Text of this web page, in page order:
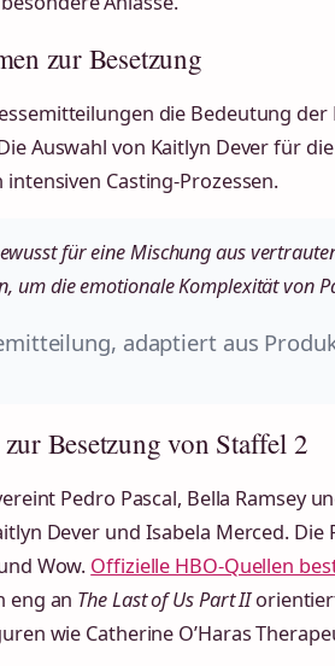
zur Besetzung
die Bedeutung
Auswahl von Kaitlyn Dever für
Casting-Prozessen.
für eine Mischung aus
um die emotionale Komplexität von
adaptiert aus
Besetzung von Staffel 2
Pedro Pascal, Bella Ramsey
Dever und Isabela Merced.
Wow. Offizielle HBO-Quellen
eng an The Last of Us Part II
wie Catherine O’Haras